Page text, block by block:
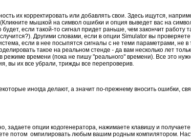
их корректировать или добавлять свои. Здесь ищутся,
мышкой на символ ошибки и опция выведет вас на
если такой-то сигнал придет раньше, чем закончит работу
Другими словами, если в опции Simulator вы
если в нее посыпятся сигналы с не теми параметрами, не
такое на реальном стенде - да вам несколько лет
режиме времени (пока не пишу "реального" времени). Все это
вы их все убрали, трижды все перепроверив.
иногда делают, а значит по-прежнему вносить ошибки,
задаете опции кодогенератора, нажимаете клавишу и
потом омпилировать любым вашим родным компилятором.